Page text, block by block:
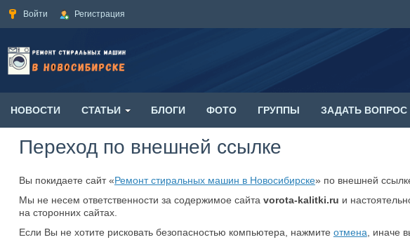
Войти Регистрация
НОВОСТИ СТАТЬИ БЛОГИ ФОТО ГРУППЫ ЗАДАТЬ ВОПРОС
Переход по внешней ссылке
Вы покидаете сайт «Ремонт стиральных машин в Новосибирске» по внешней
Мы не несем ответственности за содержимое сайта vorota-kalitki.ru и
на сторонних сайтах.
Если Вы не хотите рисковать безопасностью компьютера, нажмите отмена , иначе